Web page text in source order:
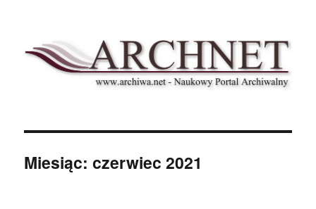
Archnet
Miesiąc:czerwiec 2021